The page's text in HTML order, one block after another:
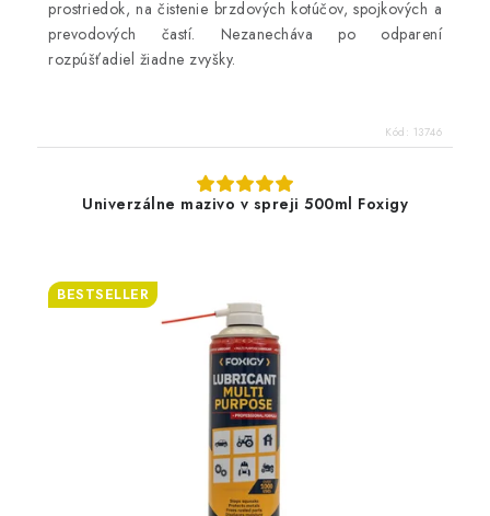
prostriedok, na čistenie brzdových kotúčov, spojkových a
prevodových častí. Nezanecháva po odparení
rozpúšťadiel žiadne zvyšky.
Kód: 13746
Univerzálne mazivo v spreji 500ml Foxigy
BESTSELLER